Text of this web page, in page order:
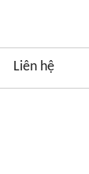
Liên hệ